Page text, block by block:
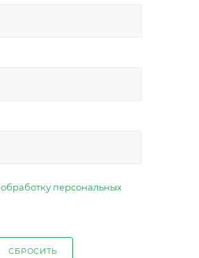
обработку персональных
СБРОСИТЬ